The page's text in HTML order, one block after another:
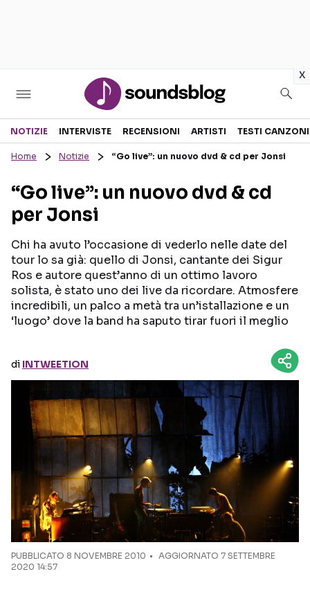
x
Sezioni
RECENSIONI MUSICALI
INTERVISTE
GOSSIP E CURIOSITÀ
TESTI CANZONI
TALENT SHOW
NOTIZIE INTERVISTE RECENSIONI ARTISTI TESTI CANZONI
Home Notizie “Go live”: un nuovo dvd & cd per Jonsi
“Go live”: un nuovo dvd & cd
per Jonsi
Chi ha avuto l’occasione di vederlo nelle date del
tour lo sa già: quello di Jonsi, cantante dei Sigur
Ros e autore quest’anno di un ottimo lavoro
solista, è stato uno dei live da ricordare. Atmosfere
incredibili, un palco a metà tra un’istallazione e un
‘luogo’ dove la band ha saputo tirar fuori il meglio
di INTWEETION
PUBBLICATO 8 NOVEMBRE 2010
AGGIORNATO 7 SETTEMBRE
2020 14:57